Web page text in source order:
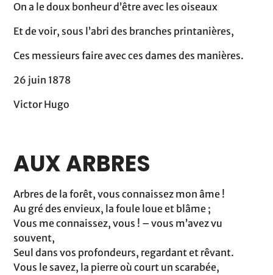
On a le doux bonheur d’être avec les oiseaux
Et de voir, sous l’abri des branches printanières,
Ces messieurs faire avec ces dames des manières.
26 juin 1878
Victor Hugo
AUX ARBRES
Arbres de la forêt, vous connaissez mon âme !
Au gré des envieux, la foule loue et blâme ;
Vous me connaissez, vous ! – vous m’avez vu
souvent,
Seul dans vos profondeurs, regardant et rêvant.
Vous le savez, la pierre où court un scarabée,